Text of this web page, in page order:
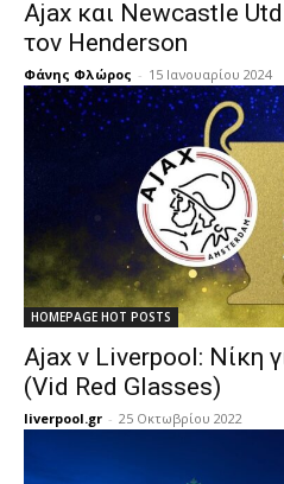
Ajax και Newcastle
τον Henderson
Φάνης Φλώρος - 15 Ιανουαρίου 2024
HOMEPAGE HOT POSTS
Ajax v Liverpool: Νίκη
(Vid Red Glasses)
liverpool.gr - 25 Οκτωβρίου 2022